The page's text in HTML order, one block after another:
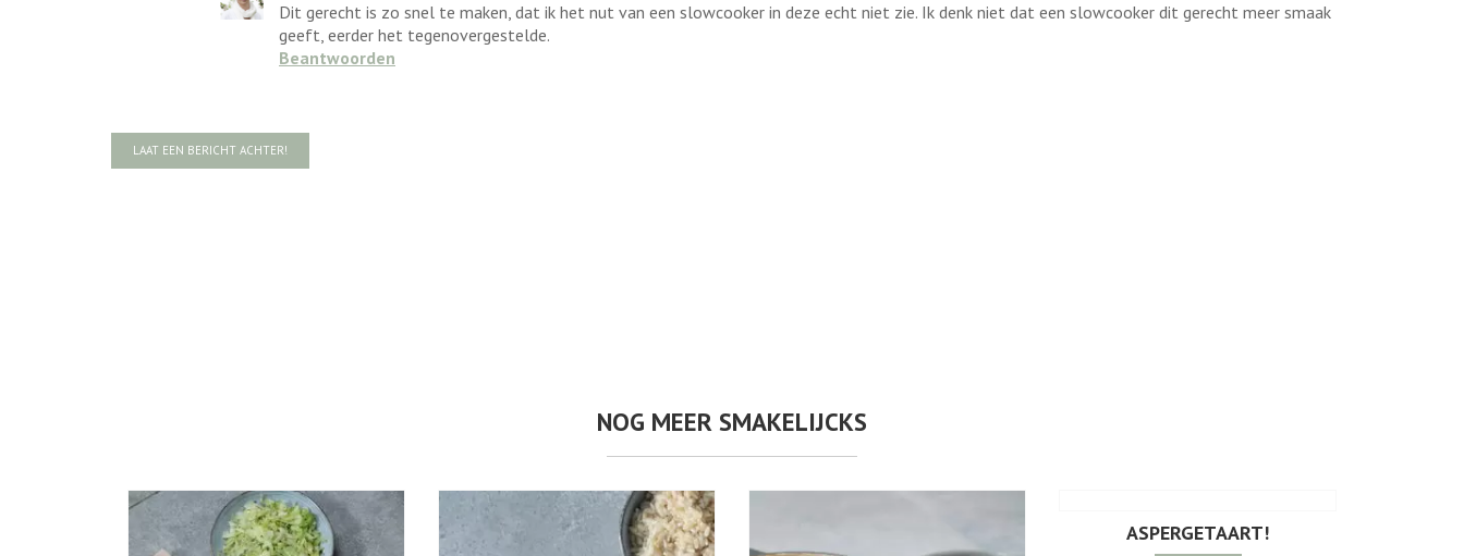
Dit gerecht is zo snel te maken, dat ik het nut van een slowcooker in deze echt niet zie. Ik denk niet dat een slowcooker dit gerecht meer smaak
geeft, eerder het tegenovergestelde.
Beantwoorden
LAAT EEN BERICHT ACHTER!
NOG MEER SMAKELIJCKS
ASPERGETAART!